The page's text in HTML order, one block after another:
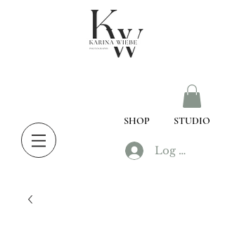
SHOP STUDIO
Log In